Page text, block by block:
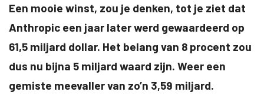
Een mooie winst, zou je denken, tot je ziet dat
Anthropic een jaar later werd gewaardeerd op
61,5 miljard dollar. Het belang van 8 procent zou
dus nu bijna 5 miljard waard zijn. Weer een
gemiste meevaller van zo’n 3,59 miljard.